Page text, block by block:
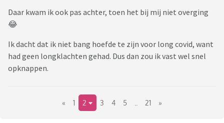
Daar kwam ik ook pas achter, toen het bij mij niet overging
😂
Ik dacht dat ik niet bang hoefde te zijn voor long covid, want
had geen longklachten gehad. Dus dan zou ik vast wel snel
opknappen.
« 1 2 3 4 5 21 »